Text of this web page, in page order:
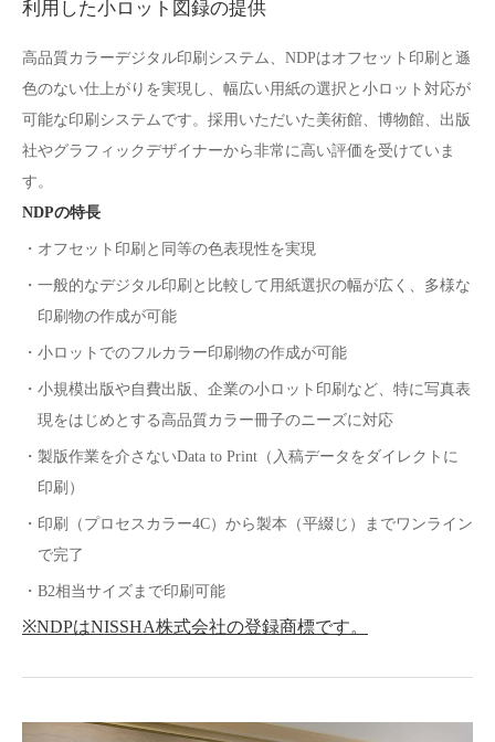
利用した小ロット図録の提供
高品質カラーデジタル印刷システム、NDPはオフセット印刷と遜
色のない仕上がりを実現し、幅広い用紙の選択と小ロット対応が
可能な印刷システムです。採用いただいた美術館、博物館、出版
社やグラフィックデザイナーから非常に高い評価を受けていま
す。
NDPの特長
・オフセット印刷と同等の色表現性を実現
・一般的なデジタル印刷と比較して用紙選択の幅が広く、多様な
印刷物の作成が可能
・小ロットでのフルカラー印刷物の作成が可能
・小規模出版や自費出版、企業の小ロット印刷など、特に写真表
現をはじめとする高品質カラー冊子のニーズに対応
・製版作業を介さないData to Print（入稿データをダイレクトに
印刷）
・印刷（プロセスカラー4C）から製本（平綴じ）までワンライン
で完了
・B2相当サイズまで印刷可能
※NDPはNISSHA株式会社の登録商標です。